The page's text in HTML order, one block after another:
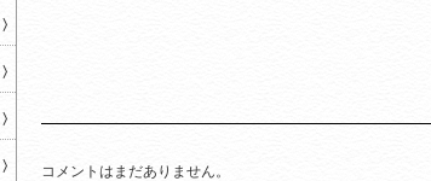
コメントはまだありません。